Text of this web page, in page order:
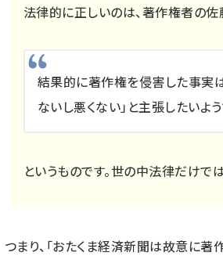
法律的に正しいのは、著作権者の佐
結果的に著作権を侵害した事実
ないし悪くない」と主張したいよう
というものです。世の中法律だけで
つまり、「おたくま経済新聞は故意に